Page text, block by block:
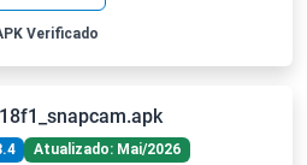
Verificado
Atualizado: Mai/2026